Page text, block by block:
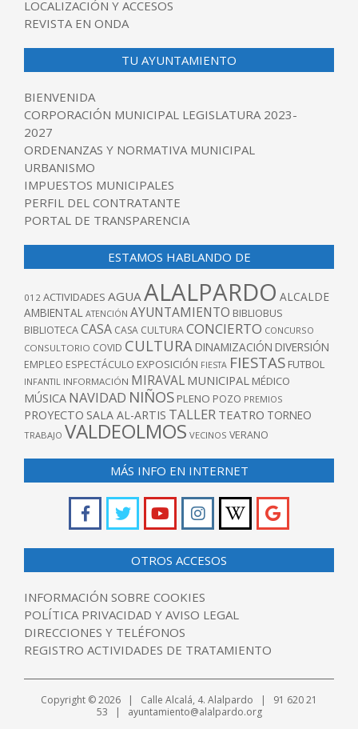
LOCALIZACIÓN Y ACCESOS
REVISTA EN ONDA
TU AYUNTAMIENTO
BIENVENIDA
CORPORACIÓN MUNICIPAL LEGISLATURA 2023-
2027
ORDENANZAS Y NORMATIVA MUNICIPAL
URBANISMO
IMPUESTOS MUNICIPALES
PERFIL DEL CONTRATANTE
PORTAL DE TRANSPARENCIA
ESTAMOS HABLANDO DE
012 ACTIVIDADES AGUAALALPARDO ALCALDE
AMBIENTAL ATENCIÓN AYUNTAMIENTO BIBLIOBUS
BIBLIOTECACASA CASA CULTURACONCIERTO CONCURSO
CONSULTORIO COVID CULTURA DINAMIZACIÓN DIVERSIÓN
EMPLEO ESPECTÁCULO EXPOSICIÓN FIESTA FIESTAS FUTBOL
INFANTIL INFORMACIÓN MIRAVAL MUNICIPAL MÉDICO
MÚSICA NAVIDAD NIÑOS PLENO POZO PREMIOS
PROYECTO SALA AL-ARTIS TALLER TEATRO TORNEO
TRABAJO VALDEOLMOS VECINOS VERANO
MÁS INFO EN INTERNET
OTROS ACCESOS
INFORMACIÓN SOBRE COOKIES
POLÍTICA PRIVACIDAD Y AVISO LEGAL
DIRECCIONES Y TELÉFONOS
REGISTRO ACTIVIDADES DE TRATAMIENTO
Copyright © 2026 | Calle Alcalá, 4. Alalpardo | 91 620 21
53 | ayuntamiento@alalpardo.org